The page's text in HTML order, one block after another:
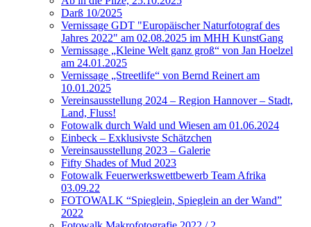
Darß 10/2025
Vernissage GDT "Europäischer Naturfotograf des
Jahres 2022" am 02.08.2025 im MHH KunstGang
Vernissage „Kleine Welt ganz groß“ von Jan Hoelzel
am 24.01.2025
Vernissage „Streetlife“ von Bernd Reinert am
10.01.2025
Vereinsausstellung 2024 – Region Hannover – Stadt,
Land, Fluss!
Fotowalk durch Wald und Wiesen am 01.06.2024
Einbeck – Exklusivste Schätzchen
Vereinsausstellung 2023 – Galerie
Fifty Shades of Mud 2023
Fotowalk Feuerwerkswettbewerb Team Afrika
03.09.22
FOTOWALK “Spieglein, Spieglein an der Wand”
2022